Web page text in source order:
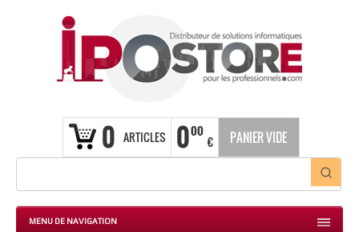
0 ARTICLES 000
€ PANIER VIDE
MENU DE NAVIGATION